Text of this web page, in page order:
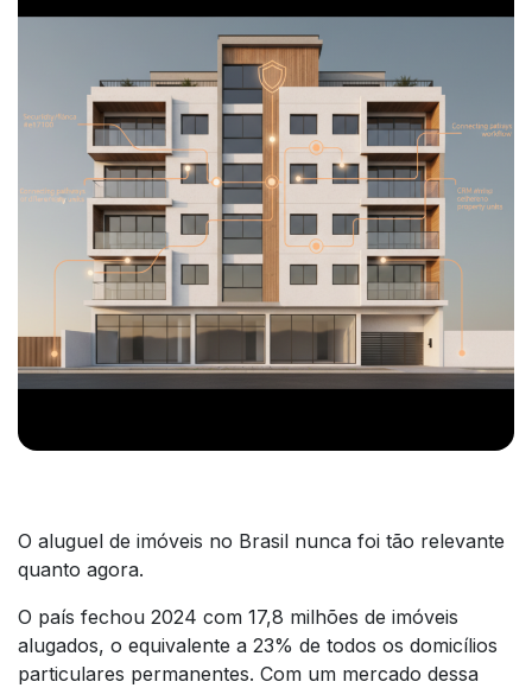
O aluguel de imóveis no Brasil nunca foi tão relevante
quanto agora.
O país fechou 2024 com 17,8 milhões de imóveis
alugados, o equivalente a 23% de todos os domicílios
particulares permanentes. Com um mercado dessa